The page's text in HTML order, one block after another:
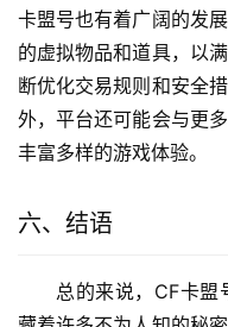
卡盟号也有着广阔的发
的虚拟物品和道具，以
断优化交易规则和安全
外，平台还可能会与更
丰富多样的游戏体验。
六、结语
总的来说，CF卡盟